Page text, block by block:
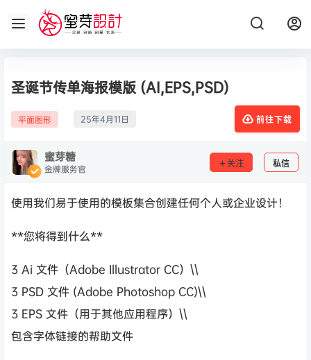
圣诞节传单海报模版 (AI,EPS,PSD)
平面图形 25年4月11日 前往下载
蜜芽糖
金牌服务官 关注 私信
使用我们易于使用的模板集合创建任何个人或企业设计！
**您将得到什么**
3 Ai 文件（Adobe Illustrator CC）\\
3 PSD 文件 (Adobe Photoshop CC)\\
3 EPS 文件（用于其他应用程序）\\
包含字体链接的帮助文件